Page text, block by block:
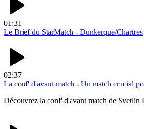
01:31
Le Brief du StarMatch - Dunkerque/Chartres
02:37
La conf' d'avant-match - Un match crucial
Découvrez la conf' d'avant match de Svetlin